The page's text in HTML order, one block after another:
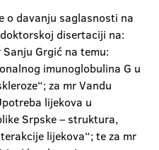
o davanju saglasnosti na
disertaciji na:
Grgić na temu:
imunoglobulina G u
za mr Vandu
lijekova u
Srpske – struktura,
lijekova“; te za mr